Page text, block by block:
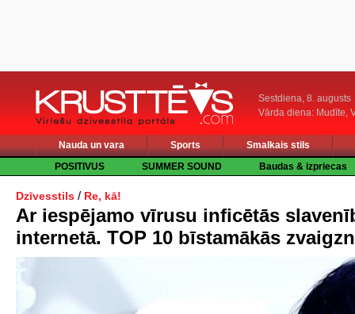
Sestdiena, 8. augusts
Vārda diena: Mudīte,
Nauda un vara Sports
Smalkais stils
POSITIVUS
SUMMER SOUND Baudas & izpriecas
Dzīvesstils / Re, kā!
Ar iespējamo vīrusu inficētās
internetā. TOP 10 bīstamākās